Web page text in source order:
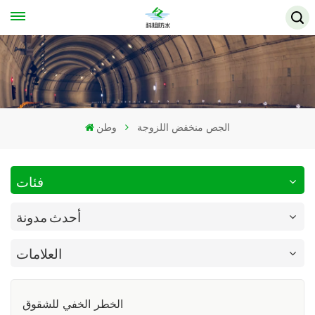
وطن الجص منخفض اللزوجة
فئات
أحدث مدونة
العلامات
الخطر الخفي للشقوق